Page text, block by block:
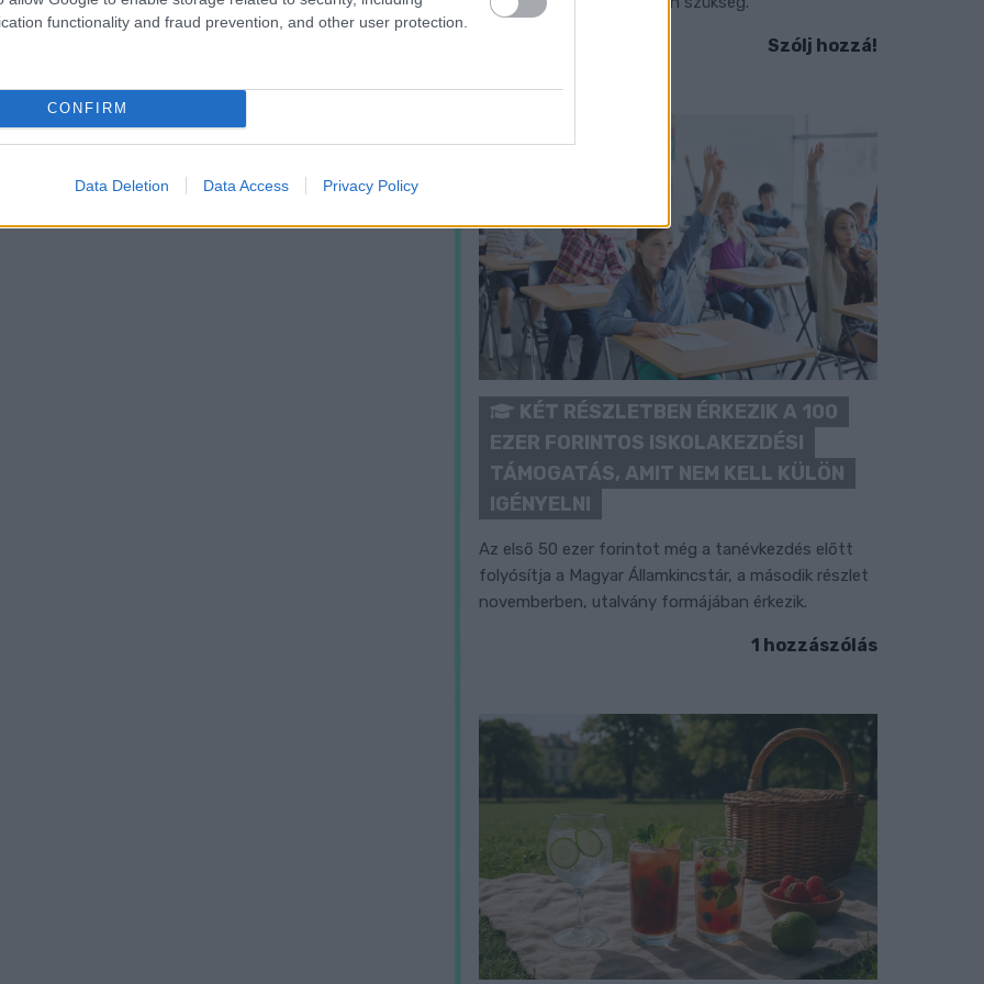
functionality and fraud prevention, and other user protection.
CONFIRM
Data Deletion Data Access Privacy Policy
Szólj hozzá!
KÉT RÉSZLETBEN ÉRKEZIK A 100
EZER FORINTOS ISKOLAKEZDÉSI
TÁMOGATÁS, AMIT NEM KELL KÜLÖN
IGÉNYELNI
Az első 50 ezer forintot még a tanévkezdés előtt
folyósítja a Magyar Államkincstár, a második részlet
novemberben, utalvány formájában érkezik.
1 hozzászólás